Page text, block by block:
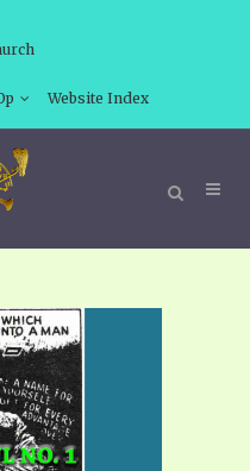
Website Index